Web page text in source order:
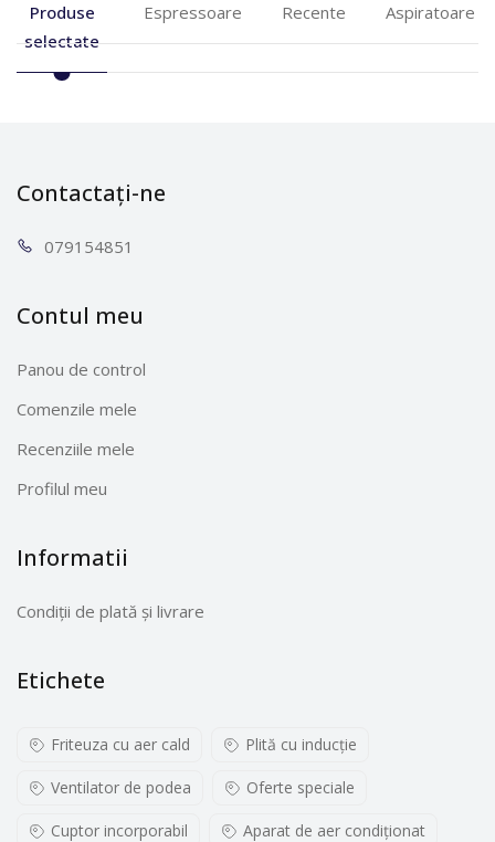
Produse
selectate
Espressoare Recente Aspiratoare
Contactați-ne
0791 54851
Contul meu
Panou de control
Comenzile mele
Recenziile mele
Profilul meu
Informatii
Condiții de plată și livrare
Etichete
Friteuza cu aer cald Plită cu inducţie
Ventilator de podea Oferte speciale
Cuptor incorporabil Aparat de aer condiționat